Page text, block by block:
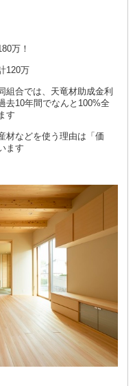
万！
120万
組合では、天竜材助成金利
去10年間でなんと100%全
す
材などを使う理由は「 価
ます